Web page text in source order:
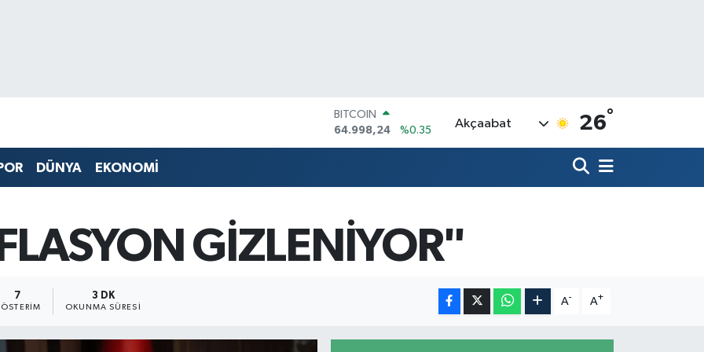
BITCOIN
64.998,24
%0.35
55,2510
%0.32
64,4811
GRAM ALTIN
6660.55
%0.03
Akçaabat 26°
DÜNYA EKONOMİ
GİZLENİYOR"
7 3 DK
OKUNMA SÜRESI
A- A+